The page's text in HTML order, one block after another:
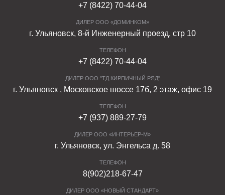
+7 (8422) 70-44-04
ДИЛЕР ООО «ДОМИНКОМ»
г. Ульяновск, 8-й Инженерный проезд, стр 10
ТЕЛЕФОН
+7 (8422) 70-44-04
ДИЛЕР ООО "ТД КИРПИЧНЫЙ РЯД"
г. Ульяновск , Московское шоссе 17б, 2 этаж, офис 19
ТЕЛЕФОН
+7 (937) 889-27-79
ДИЛЕР ООО «ИНТЕРЬЕР-М»
г. Ульяновск, ул. Энгельса д. 58
ТЕЛЕФОН
8(902)218-67-47
ДИЛЕР ООО «НОВЫЙ СТАНДАРТ»